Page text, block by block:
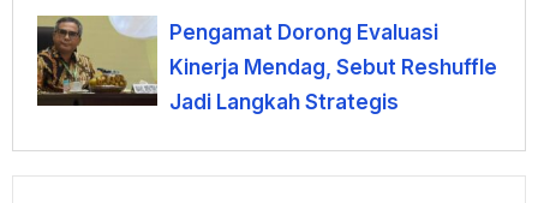
KDMP
Pengamat Dorong Evaluasi
Kinerja Mendag, Sebut Reshuffle
Jadi Langkah Strategis